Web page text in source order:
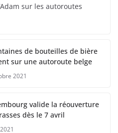
sur les autoroutes
de bouteilles de bière
sur une autoroute belge
2021
valide la réouverture
dès le 7 avril